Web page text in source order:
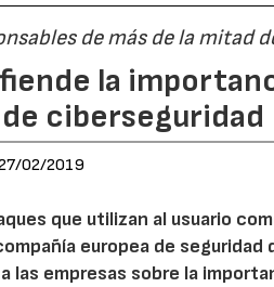
de más de la mitad
la
ciberseguridad
02/2019
que utilizan al usuario
europea de
las empresas sobre la